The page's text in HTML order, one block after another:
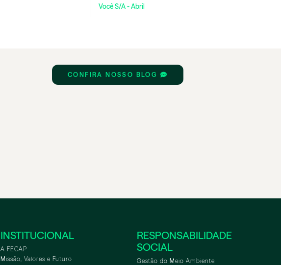
Você S/A - Abril
CONFIRA NOSSO BLOG
INSTITUCIONAL
A FECAP
Missão, Valores e Futuro
RESPONSABILIDADE
SOCIAL
Gestão do Meio Ambiente